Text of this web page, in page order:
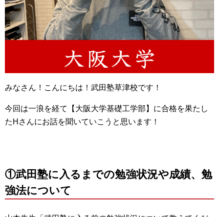
みなさん！こんにちは！武田塾草津校です！
今回は一浪を経て【大阪大学基礎工学部】に合格を果たし
たHさんにお話を聞いていこうと思います！
①武田塾に入るまでの勉強状況や成績、勉
強法について